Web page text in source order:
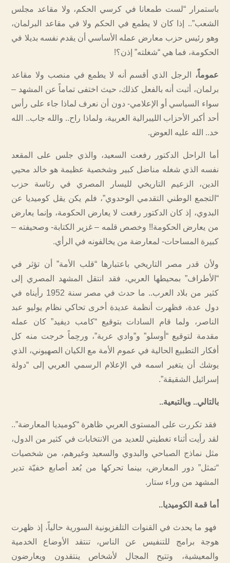
باستمرار “لست طمعانا في كرسي الحكم، ولا مقاعد مجلس
الشعب”.. إذا كان لا يطمع في الحكم ولا في مقاعد البرلمان،
وهو رئيس حزب معارض عمله الأساسي أن يقدم نفسه بديلا في
الحكومة، فما هي “شغلته” إذن؟!
عموماً، الرجل الذي أقسم أنه لا يطمع في منصب ولا مقاعد
برلمان، أثبت أنه بالفعل كذلك، حيث اختفى تماماً عن المشهد –
سواء السياسي أو الإعلامي- دون أن نعرف لماذا جاء على رأس
أحد أكبر الأحزاب الليبرالية العربية، ولماذا راح.. والله جاب.. الله
خد.. الله عليه العوض.
أما الراحل الدكتور رفعت السعيد، والذي جلس على المقعد
نفسه الذي شغله مناضل كبير وشخصية عظيمة هو خالد محيي
الدين، الزعيم التاريخي لليسار المصري في رئاسة حزب
“التجمع الوطني التقدمي الوحدوي”، فلم يكن يقل كوميديا عن
البدوي، إذ كان الدكتور رفعت لا يعارض الحكومة، وإنما يعارض
من يعارض الحكومة!! وخصص قلمه – غزير الكتابة- وصحيفته –
كبيرة المساحات- لمعارضة من يخالفونه في الرأي.
ولأن قدر مصر التاريخي باعتبارها “قلب الأمة” أن تؤثر في
“الأطراف” بمحيطها العربي، فقد انتقل المشهد المصري إلى
كثير من بلاد العرب.. ما حدث في مصر سنة 1952 رأيناه في
دول عدة، فظهرت أنظمة عديدة أخرى تحاكي نظام يوليو عبد
الناصر، ولما قام السادات بتوقيع “كامب ديفيد” كان عمله
مقدمة لتوقيع “أوسلو” و”وادي عربة”، ورحِماً خرجت منه كل
أفكار التطبيع الحالية في عموم الأمة مع الكيان الصهيوني، الذي
يوشك أن يتغير اسمه في الإعلام الرسمي العربي إلى “دولة
إسرائيل الشقيقة”.
بالتالي.. وبالتبعية..
فقد تكررت على المستوى العربي ظاهرة “كوميديا المعارضة”..
لقد رأيت أثناء تغطيتي للعديد من الانتخابات في كثير من الدول،
مثل نماذج الصباحي والبدوي والسعيد وغيرهم، من شخصيات
“تمثل” دور المعارض، بينما تحركها من بُعد أصابع خفيّة تدير
المشهد من وراء ستار.
أما قمة الكوميديا..
فهو ما يحدث في القنوات التلفزيونية السورية حالياً، إذ ظهرت
هوجة برامج للتنفيس عن الناس، تنتقد الأوضاع الخدمية
والمعيشية، وتتيح المجال لأشخاص ينتقدون ويعارضون